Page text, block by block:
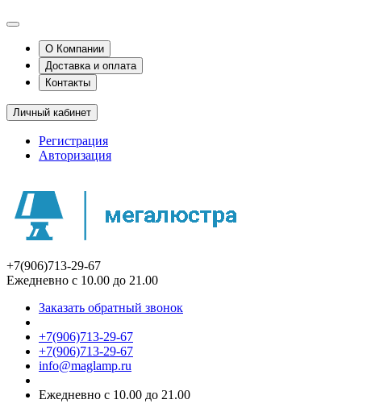
О Компании
Доставка и оплата
Контакты
Личный кабинет
Регистрация
Авторизация
+7(906)713-29-67
Ежедневно с 10.00 до 21.00
Заказать обратный звонок
+7(906)713-29-67
+7(906)713-29-67
info@maglamp.ru
Ежедневно с 10.00 до 21.00